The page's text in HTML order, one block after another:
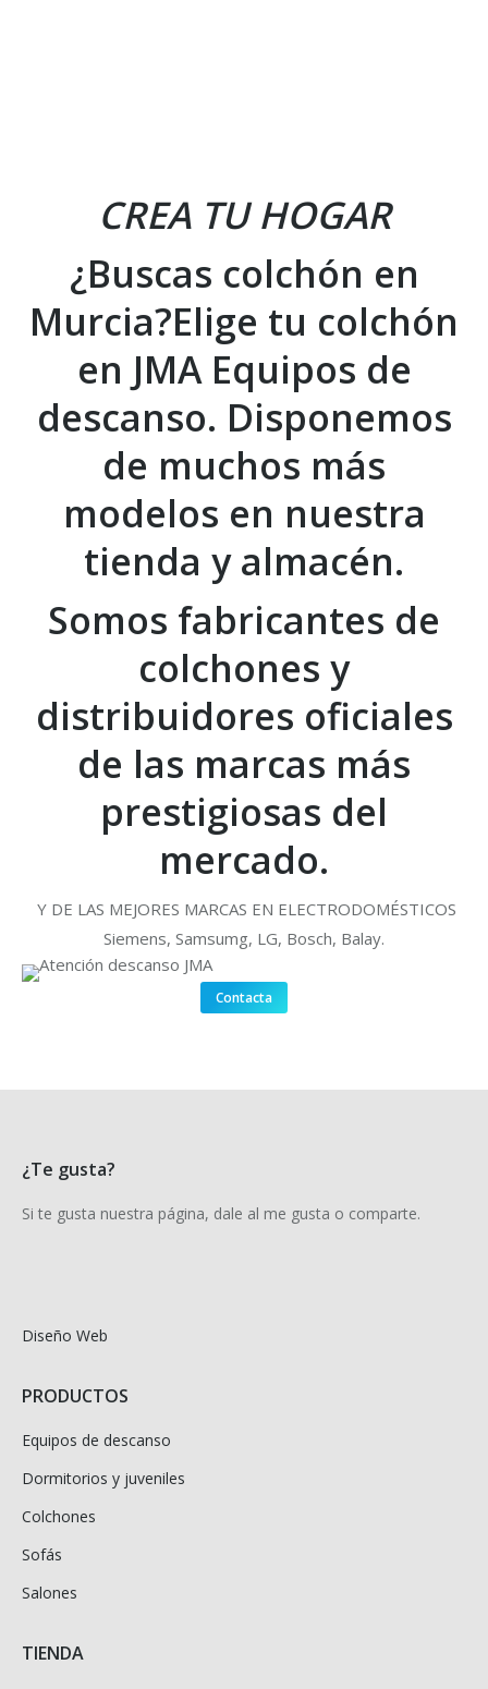
CREA TU HOGAR
¿Buscas colchón en
Murcia?Elige tu colchón
en JMA Equipos de
descanso. Disponemos
de muchos más
modelos en nuestra
tienda y almacén.
Somos fabricantes de
colchones y
distribuidores oficiales
de las marcas más
prestigiosas del
mercado.
Y DE LAS MEJORES MARCAS EN ELECTRODOMÉSTICOS
Siemens, Samsumg, LG, Bosch, Balay.
Contacta
¿Te gusta?
Si te gusta nuestra página, dale al me gusta o comparte.
Diseño Web
PRODUCTOS
Equipos de descanso
Dormitorios y juveniles
Colchones
Sofás
Salones
TIENDA